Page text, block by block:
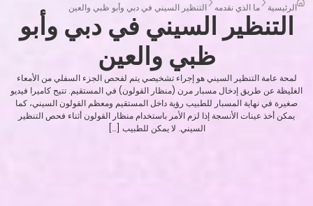
الرئيسية ما الذي نقدمه التنظير السيني في دبي وأبو ظبي والعين
التنظير السيني في دبي وأبو
ظبي والعين
لمحة عامة التنظير السيني هو إجراء تشخيصي يتم لفحص الجزء السفلي من الأمعاء
الغليظة عن طريق إدخال مسبار مرن (منظار القولون) في المستقيم. تتيح كاميرا فيديو
صغيرة في نهاية المسبار للطبيب رؤية داخل المستقيم ومعظم القولون السيني، كما
يمكن أخذ عينات الأنسجة إذا لزم الأمر باستخدام منظار القولون أثناء فحص التنظير
السيني. لا يمكن للطبيب […]